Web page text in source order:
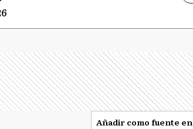
Añadir como fuente en